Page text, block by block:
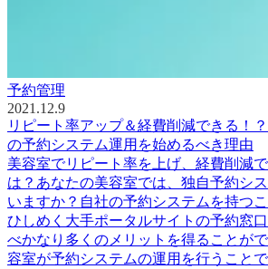
予約管理
2021.12.9
リピート率アップ＆経費削減できる！
の予約システム運用を始めるべき理由
美容室でリピート率を上げ、経費削減
は？あなたの美容室では、独自予約シ
いますか？自社の予約システムを持つ
ひしめく大手ポータルサイトの予約窓
べかなり多くのメリットを得ることが
容室が予約システムの運用を行うこと